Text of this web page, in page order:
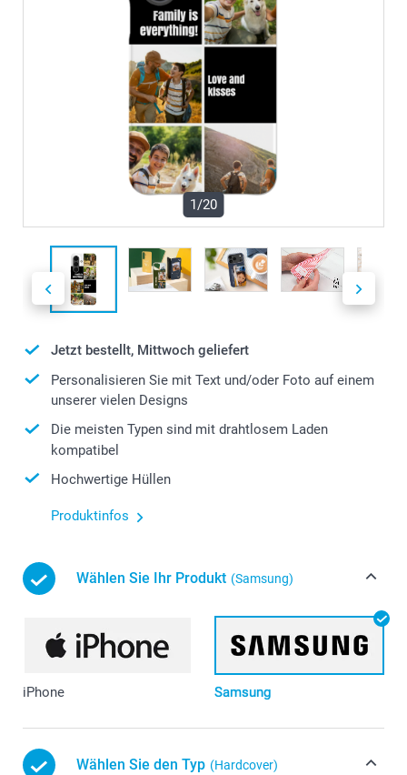
1/20
Jetzt bestellt, Mittwoch geliefert
Personalisieren Sie mit Text und/oder Foto auf einem
unserer vielen Designs
Die meisten Typen sind mit drahtlosem Laden
kompatibel
Hochwertige Hüllen
Produktinfos
Wählen Sie Ihr Produkt (Samsung)
iPhone Samsung
Wählen Sie den Typ (Hardcover)